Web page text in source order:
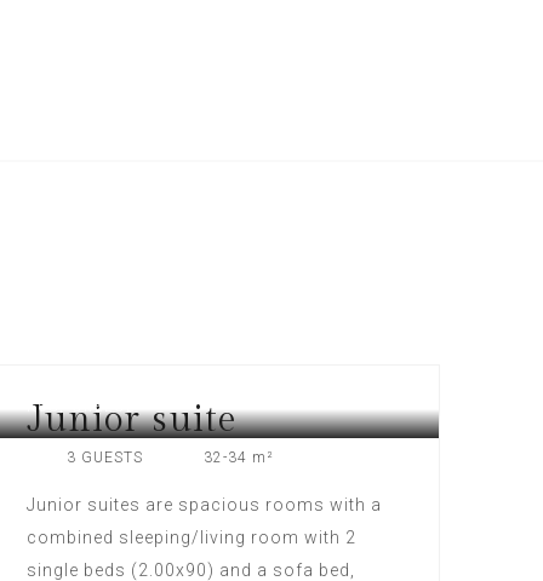
KOS, GREECE
Junior suite
3 GUESTS 32-34 m²
Junior suites are spacious rooms with a
combined sleeping/living room with 2
single beds (2.00x90) and a sofa bed,